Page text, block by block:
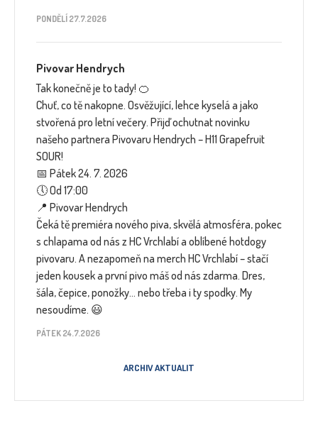
PONDĚLÍ 27.7.2026
Pivovar Hendrych
Tak konečně je to tady! 🍊
Chuť, co tě nakopne. Osvěžující, lehce kyselá a jako
stvořená pro letní večery. Přijď ochutnat novinku
našeho partnera Pivovaru Hendrych – H11 Grapefruit
SOUR!
📅 Pátek 24. 7. 2026
🕔 Od 17:00
📍 Pivovar Hendrych
Čeká tě premiéra nového piva, skvělá atmosféra, pokec
s chlapama od nás z HC Vrchlabí a oblíbené hotdogy
pivovaru. A nezapomeň na merch HC Vrchlabí – stačí
jeden kousek a první pivo máš od nás zdarma. Dres,
šála, čepice, ponožky… nebo třeba i ty spodky. My
nesoudíme. 😃
PÁTEK 24.7.2026
ARCHIV AKTUALIT